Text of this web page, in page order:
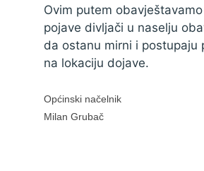
Ovim putem
pojave divljači u naselju
da ostanu mirni i postupaju
na lokaciju dojave.
Općinski načelnik
Milan Grubač